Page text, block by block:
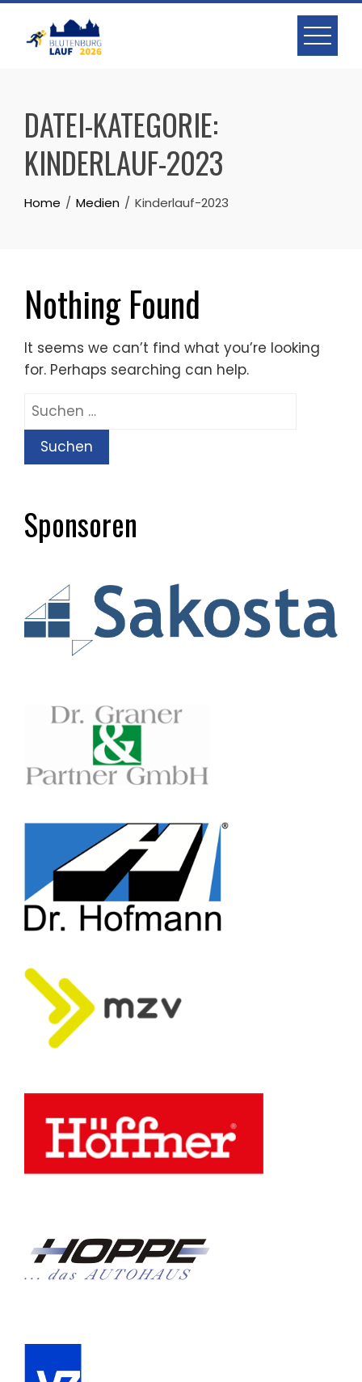
Skip
content
DATEI-KATEGORIE:
KINDERLAUF-2023
Home Medien Kinderlauf-2023
Nothing Found
It seems we can’t find what you’re looking
for. Perhaps searching can help.
Suchen
Sponsoren